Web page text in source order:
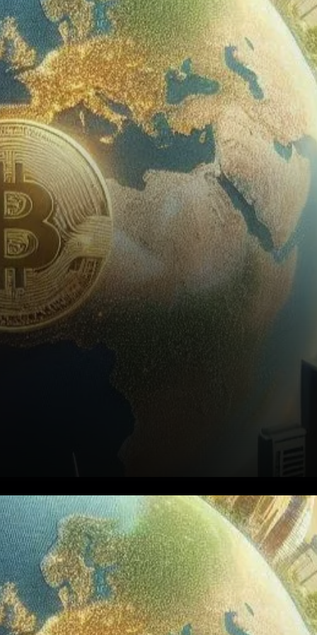
Alors que les tambours du
conflit géopolitique résonnent
plus fort, la valeur du Bitcoin a